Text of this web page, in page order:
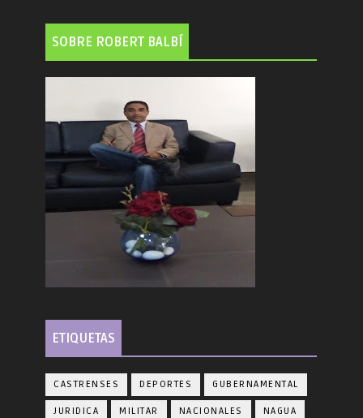
SOBRE ROBERT BALBÍ
ETIQUETAS
CASTRENSES DEPORTES GUBERNAMENTAL
JURIDICA MILITAR NACIONALES NAGUA